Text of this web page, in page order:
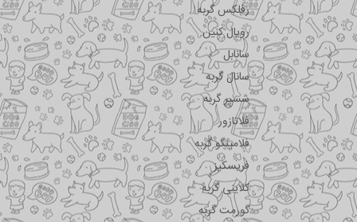
رفلکس گربه
رویال کنین
سانابل
سانال گربه
شسیر گربه
فلاتازور
فلامینگو گربه
فریسکیز
کلاینی گربه
گورمت گربه